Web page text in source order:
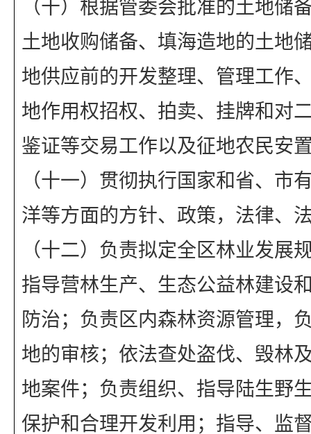
（十）根据管委会批准的土地储
土地收购储备、填海造地的土地
地供应前的开发整理、管理工作
地作用权招权、拍卖、挂牌和对
鉴证等交易工作以及征地农民安
（十一）贯彻执行国家和省、市
洋等方面的方针、政策，法律、
（十二）负责拟定全区林业发展
指导营林生产、生态公益林建设
防治；负责区内森林资源管理，
地的审核；依法查处盗伐、毁林
地案件；负责组织、指导陆生野
保护和合理开发利用；指导、监